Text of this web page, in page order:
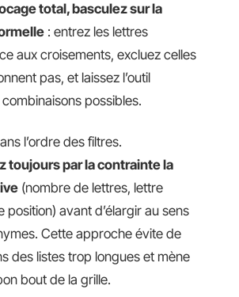
total, basculez sur la
: entrez les lettres
aux croisements, excluez celles
pas, et laissez l’outil
possibles.
l’ordre des filtres.
toujours par la contrainte la
(nombre de lettres, lettre
position) avant d’élargir au sens
Cette approche évite de
des listes trop longues et mène
bout de la grille.